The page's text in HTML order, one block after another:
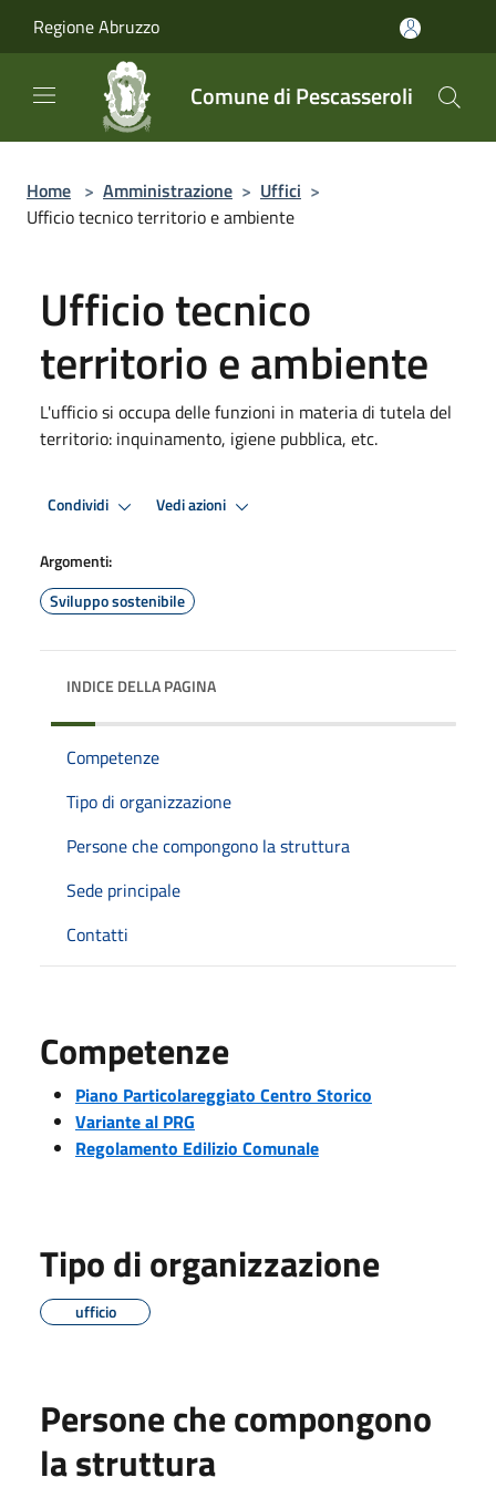
Regione Abruzzo
Comune di Pescasseroli
Home > Amministrazione > Uffici >
Ufficio tecnico territorio e ambiente
Ufficio tecnico
territorio e ambiente
L'ufficio si occupa delle funzioni in materia di tutela del
territorio: inquinamento, igiene pubblica, etc.
Condividi Vedi azioni
Argomenti:
Sviluppo sostenibile
INDICE DELLA PAGINA
Competenze
Tipo di organizzazione
Persone che compongono la struttura
Sede principale
Contatti
Competenze
Piano Particolareggiato Centro Storico
Variante al PRG
Regolamento Edilizio Comunale
Tipo di organizzazione
ufficio
Persone che compongono
la struttura